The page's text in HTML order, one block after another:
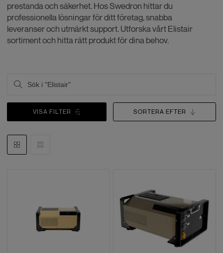
prestanda och säkerhet. Hos Swedron hittar du
professionella lösningar för ditt företag, snabba
leveranser och utmärkt support. Utforska vårt Elistair
sortiment och hitta rätt produkt för dina behov.
VISA FILTER SORTERA EFTER